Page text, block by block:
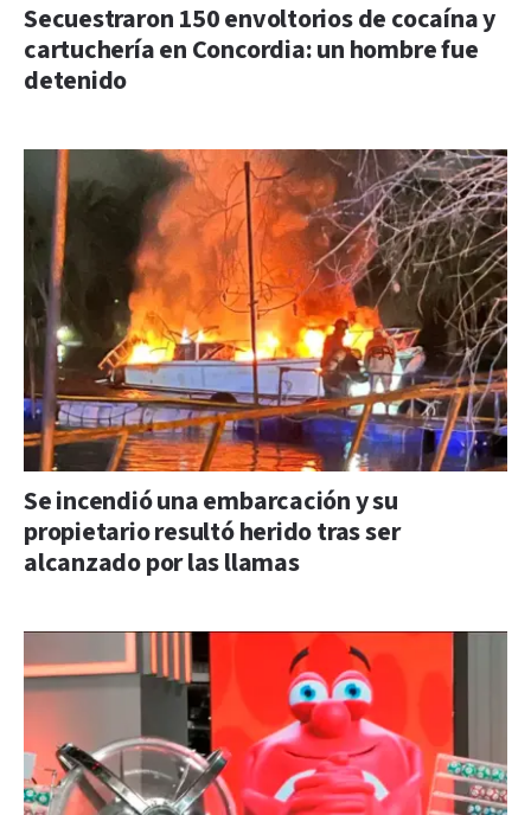
Secuestraron 150 envoltorios de cocaína y
cartuchería en Concordia: un hombre fue
detenido
Se incendió una embarcación y su
propietario resultó herido tras ser
alcanzado por las llamas